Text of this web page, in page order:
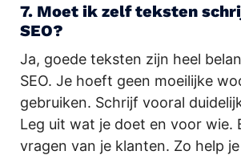
7. Moet ik zelf teksten
SEO?
Ja, goede teksten zijn heel
SEO. Je hoeft geen moeilijke
gebruiken. Schrijf vooral
Leg uit wat je doet en voor wie.
vragen van je klanten. Zo help